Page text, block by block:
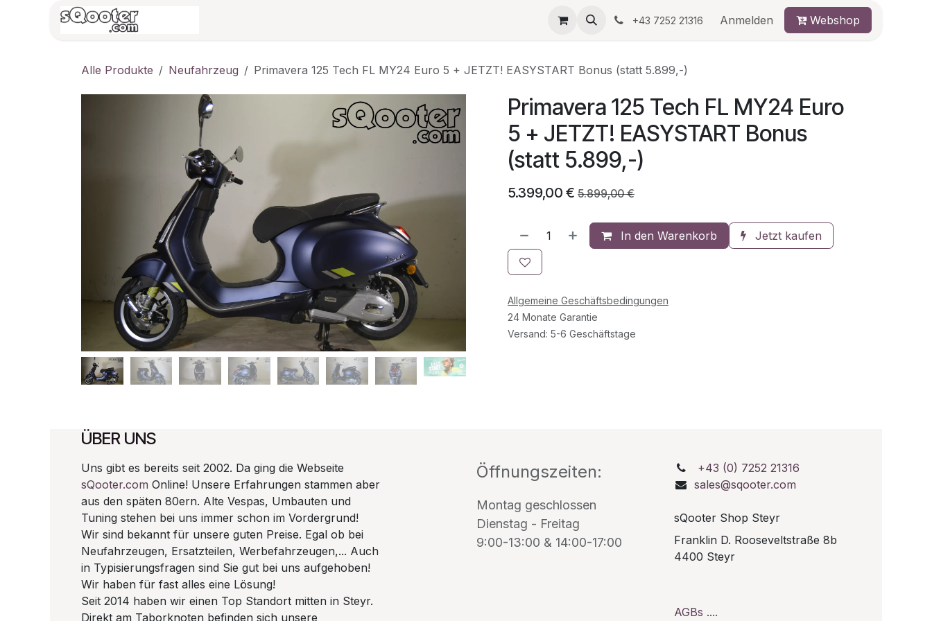
Zum Inhalt springen
JOBS Umbau+43 7252 21316 Anmelden Webshop
Alle Produkte Neufahrzeug Primavera 125 Tech FL MY24 Euro 5 + JETZT! EASYSTART Bonus (statt 5.899,-)
Primavera 125 Tech FL MY24 Euro
5 + JETZT! EASYSTART Bonus
(statt 5.899,-)
5.399,00 € 5.899,00€
In den Warenkorb Jetzt kaufen
Allgemeine Geschäftsbedingungen
24 Monate Garantie
Versand: 5-6 Geschäftstage
ÜBER UNS
Uns gibt es bereits seit 2002. Da ging die Webseite
sQooter.com Online! Unsere Erfahrungen stammen aber
aus den späten 80ern. Alte Vespas, Umbauten und
Tuning stehen bei uns immer schon im Vordergrund!
Wir sind bekannt für unsere guten Preise. Egal ob bei
Neufahrzeugen, Ersatzteilen, Werbefahrzeugen,... Auch
in Typisierungsfragen sind Sie gut bei uns aufgehoben!
Wir haben für fast alles eine Lösung!
Seit 2014 haben wir einen Top Standort mitten in Steyr.
Direkt am Taborknoten befinden sich unsere
Öffnungszeiten:
Montag geschlossen
Dienstag - Freitag
9:00-13:00 & 14:00-17:00
+43 (0) 7252 21316
sales@sqooter.com
sQooter Shop Steyr
Franklin D. Rooseveltstraße 8b
4400 Steyr
AGBs ....